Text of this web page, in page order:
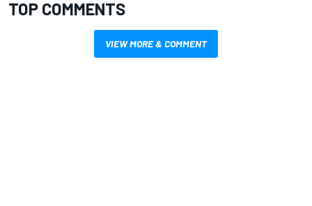
TOP COMMENTS
VIEW MORE & COMMENT